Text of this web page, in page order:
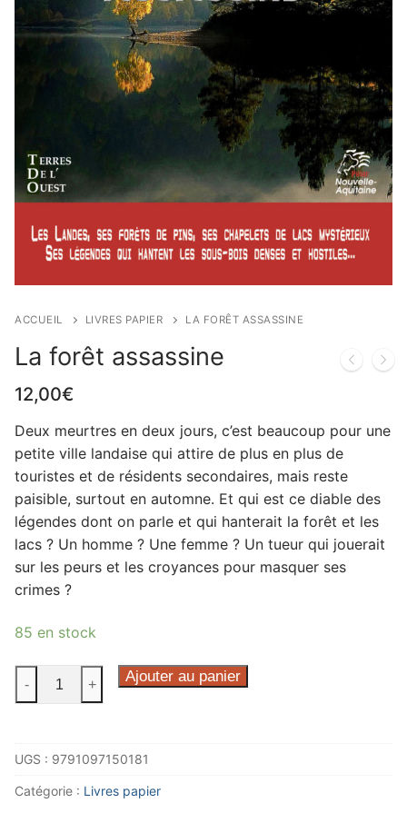
ACCUEIL LIVRES PAPIER LA FORÊT ASSASSINE
La forêt assassine
12,00€
Deux meurtres en deux jours, c’est beaucoup pour une
petite ville landaise qui attire de plus en plus de
touristes et de résidents secondaires, mais reste
paisible, surtout en automne. Et qui est ce diable des
légendes dont on parle et qui hanterait la forêt et les
lacs ? Un homme ? Une femme ? Un tueur qui jouerait
sur les peurs et les croyances pour masquer ses
crimes ?
85 en stock
quantité
de
assassine
- + Ajouter au panier
UGS : 9791097150181
Catégorie : Livres papier